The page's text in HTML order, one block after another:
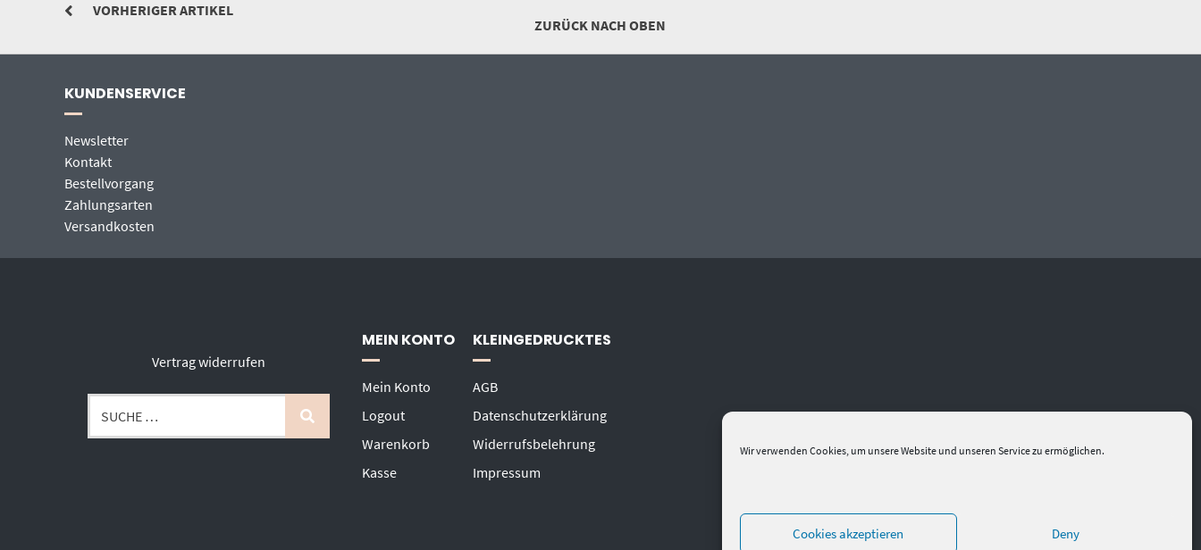
Wir verwenden Cookies, um unsere Website und unseren Service zu ermöglichen.
Cookies akzeptieren Deny
VORHERIGER ARTIKEL
ZURÜCK NACH OBEN
KUNDENSERVICE
Newsletter
Kontakt
Bestellvorgang
Zahlungsarten
Versandkosten
Vertrag widerrufen
MEIN KONTO
Mein Konto
Logout
Warenkorb
Kasse
KLEINGEDRUCKTES
AGB
Datenschutzerklärung
Widerrufsbelehrung
Impressum